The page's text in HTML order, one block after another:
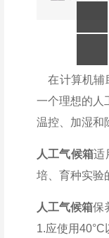
在计算机辅
一个理想的人
温控、加湿和
人工气候箱适
培、育种实
人工气候箱保养
1.应使用40°C